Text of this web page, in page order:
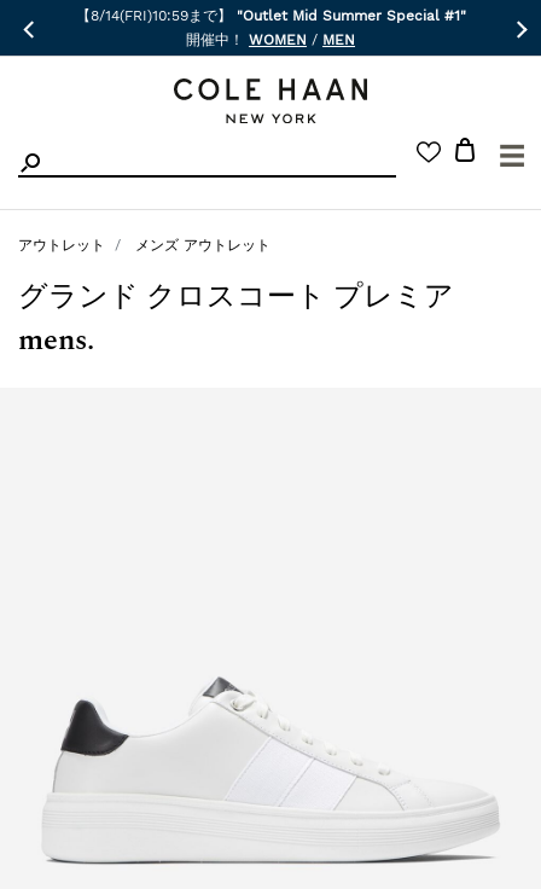
【8/14(FRI)10:59まで】
"Outlet Mid Summer Special #1"
開催中！ WOMEN / MEN
☰
アウトレット メンズ アウトレット
グランド クロスコート プレミア
mens.